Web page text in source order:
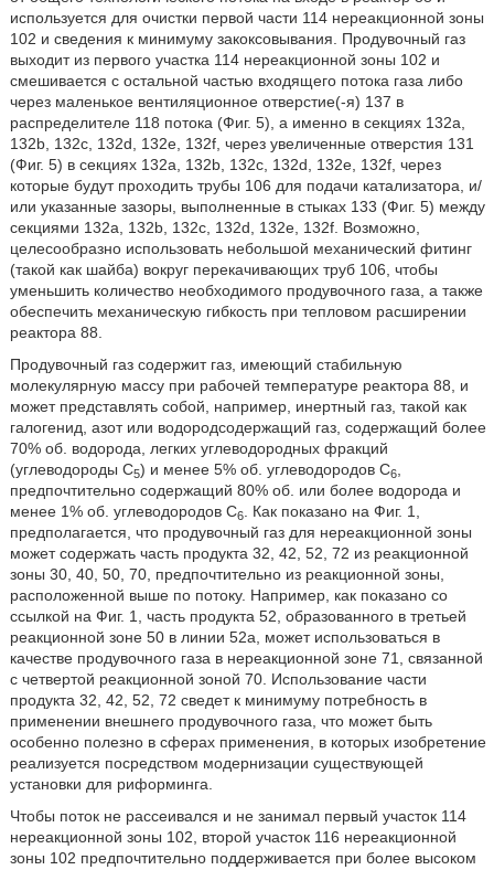
используется для очистки первой части 114 нереакционной зоны
102 и сведения к минимуму закоксовывания. Продувочный газ
выходит из первого участка 114 нереакционной зоны 102 и
смешивается с остальной частью входящего потока газа либо
через маленькое вентиляционное отверстие(-я) 137 в
распределителе 118 потока (Фиг. 5), а именно в секциях 132a,
132b, 132c, 132d, 132e, 132f, через увеличенные отверстия 131
(Фиг. 5) в секциях 132a, 132b, 132c, 132d, 132e, 132f, через
которые будут проходить трубы 106 для подачи катализатора, и/
или указанные зазоры, выполненные в стыках 133 (Фиг. 5) между
секциями 132а, 132b, 132с, 132d, 132е, 132f. Возможно,
целесообразно использовать небольшой механический фитинг
(такой как шайба) вокруг перекачивающих труб 106, чтобы
уменьшить количество необходимого продувочного газа, а также
обеспечить механическую гибкость при тепловом расширении
реактора 88.
Продувочный газ содержит газ, имеющий стабильную
молекулярную массу при рабочей температуре реактора 88, и
может представлять собой, например, инертный газ, такой как
галогенид, азот или водородсодержащий газ, содержащий более
70% об. водорода, легких углеводородных фракций
(углеводороды C5) и менее 5% об. углеводородов C6,
предпочтительно содержащий 80% об. или более водорода и
менее 1% об. углеводородов C6. Как показано на Фиг. 1,
предполагается, что продувочный газ для нереакционной зоны
может содержать часть продукта 32, 42, 52, 72 из реакционной
зоны 30, 40, 50, 70, предпочтительно из реакционной зоны,
расположенной выше по потоку. Например, как показано со
ссылкой на Фиг. 1, часть продукта 52, образованного в третьей
реакционной зоне 50 в линии 52a, может использоваться в
качестве продувочного газа в нереакционной зоне 71, связанной
с четвертой реакционной зоной 70. Использование части
продукта 32, 42, 52, 72 сведет к минимуму потребность в
применении внешнего продувочного газа, что может быть
особенно полезно в сферах применения, в которых изобретение
реализуется посредством модернизации существующей
установки для риформинга.
Чтобы поток не рассеивался и не занимал первый участок 114
нереакционной зоны 102, второй участок 116 нереакционной
зоны 102 предпочтительно поддерживается при более высоком